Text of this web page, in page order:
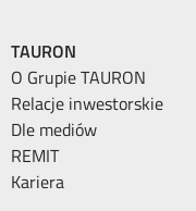
TAURON
O Grupie TAURON
Relacje inwestorskie
Dle mediów
REMIT
Kariera